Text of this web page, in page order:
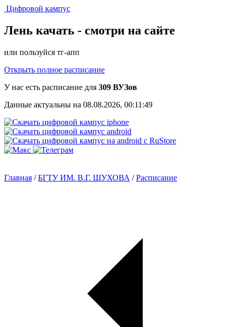
Цифровой кампус
Лень качать - смотри на сайте
или пользуйся тг-апп
Открыть полное расписание
У нас есть расписание для 309 ВУЗов
Данные актуальны на 08.08.2026, 00:11:49
Главная /БГТУ ИМ. В.Г. ШУХОВА /Расписание